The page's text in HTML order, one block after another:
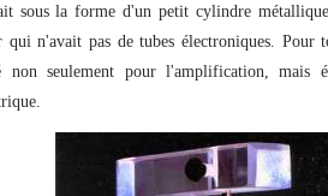
sous la forme d'un petit cylindre
qui n'avait pas de tubes électroniques.
non seulement pour l'amplification, mais